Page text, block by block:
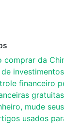
comprar da
financeiro
gratuitas
mude
usados